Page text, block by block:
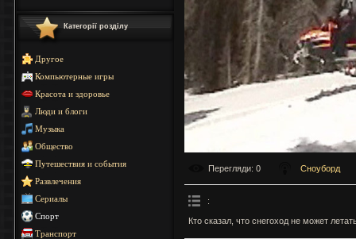
Категорії розділу
Другое
Компьютерные игры
Красота и здоровье
Люди и блоги
Музыка
Общество
Путешествия и события
Развлечения
Сериалы
Спорт
Транспорт
Перегляди: 0 Сноуборд
:
Кто сказал, что снегоход не может